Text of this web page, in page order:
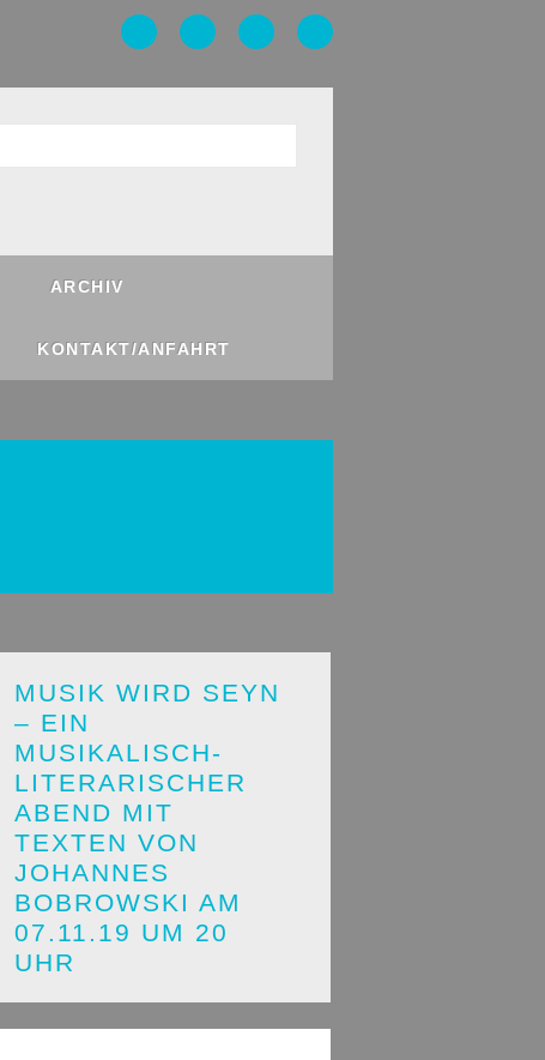
ARCHIV
KONTAKT/ANFAHRT
MUSIK WIRD SEYN
– EIN
MUSIKALISCH-
LITERARISCHER
ABEND MIT
TEXTEN VON
JOHANNES
BOBROWSKI AM
07.11.19 UM 20
UHR